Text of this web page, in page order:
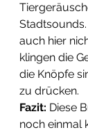
auch hier
klingen die
die Knöpfe
zu drücken.
Fazit: Diese
noch einmal